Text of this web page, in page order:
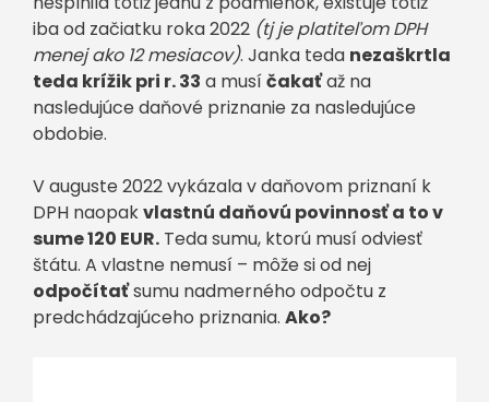
iba od začiatku roka 2022 (tj je platiteľom DPH
menej ako 12 mesiacov). Janka teda nezaškrtla
teda krížik pri r. 33 a musíčakaťaž na
nasledujúce daňové priznanie za nasledujúce
obdobie.
V auguste 2022 vykázala v daňovom priznaní k
DPH naopakvlastnú daňovú povinnosť a to v
sume 120 EUR. Teda sumu, ktorú musí odviesť
štátu. A vlastne nemusí – môže si od nej
odpočítaťsumu nadmerného odpočtu z
predchádzajúceho priznania. Ako?